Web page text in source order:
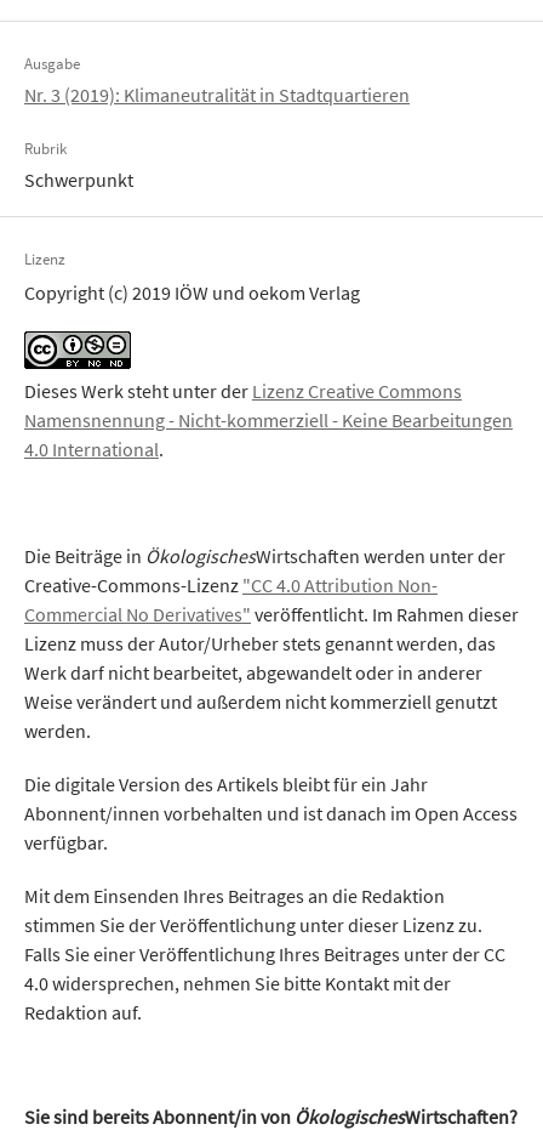
Ausgabe
Nr. 3 (2019): Klimaneutralität in Stadtquartieren
Rubrik
Schwerpunkt
Lizenz
Copyright (c) 2019 IÖW und oekom Verlag
Dieses Werk steht unter der Lizenz Creative Commons
Namensnennung - Nicht-kommerziell - Keine Bearbeitungen
4.0 International.
Die Beiträge in ÖkologischesWirtschaften werden unter der
Creative-Commons-Lizenz "CC 4.0 Attribution Non-
Commercial No Derivatives" veröffentlicht. Im Rahmen dieser
Lizenz muss der Autor/Urheber stets genannt werden, das
Werk darf nicht bearbeitet, abgewandelt oder in anderer
Weise verändert und außerdem nicht kommerziell genutzt
werden.
Die digitale Version des Artikels bleibt für ein Jahr
Abonnent/innen vorbehalten und ist danach im Open Access
verfügbar.
Mit dem Einsenden Ihres Beitrages an die Redaktion
stimmen Sie der Veröffentlichung unter dieser Lizenz zu.
Falls Sie einer Veröffentlichung Ihres Beitrages unter der CC
4.0 widersprechen, nehmen Sie bitte Kontakt mit der
Redaktion auf.
Sie sind bereits Abonnent/in von ÖkologischesWirtschaften?